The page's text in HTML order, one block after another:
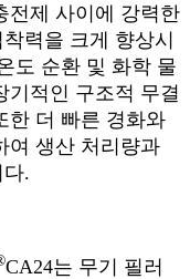
전제 사이에 강력한
력을 크게 향상시
도 순환 및 화학 물
기적인 구조적 무결
한 더 빠른 경화와
여 생산 처리량과
.
CA24는 무기 필러